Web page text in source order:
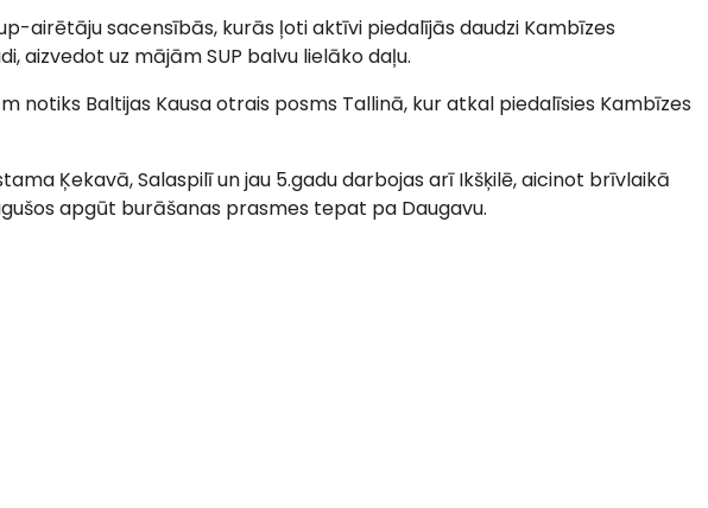
airētāju sacensībās, kurās ļoti aktīvi piedalījās daudzi Kambīzes
aizvedot uz mājām SUP balvu lielāko daļu.
notiks Baltijas Kausa otrais posms Tallinā, kur atkal piedalīsies Kambīzes
Ķekavā, Salaspilī un jau 5.gadu darbojas arī Ikšķilē, aicinot brīvlaikā
apgūt burāšanas prasmes tepat pa Daugavu.